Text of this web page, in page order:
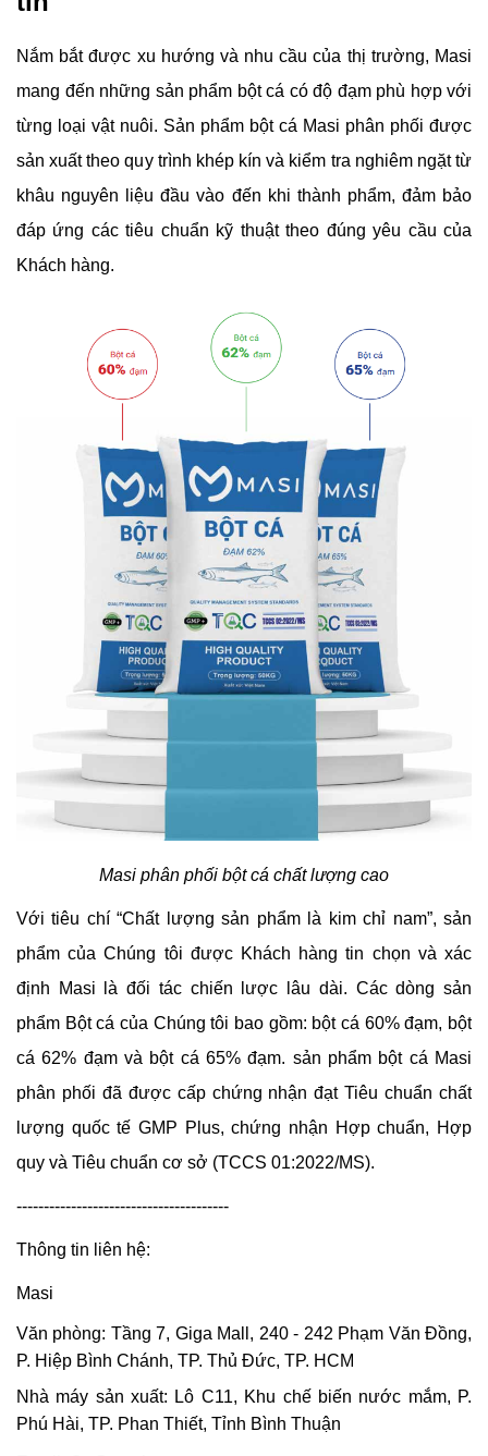
Nắm bắt được xu hướng và nhu cầu của thị trường, Masi
mang đến những sản phẩm bột cá có độ đạm phù hợp với
từng loại vật nuôi. Sản phẩm bột cá Masi phân phối được
sản xuất theo quy trình khép kín và kiểm tra nghiêm ngặt từ
khâu nguyên liệu đầu vào đến khi thành phẩm, đảm bảo
đáp ứng các tiêu chuẩn kỹ thuật theo đúng yêu cầu của
Khách hàng.
Masi phân phối bột cá chất lượng cao
Với tiêu chí “Chất lượng sản phẩm là kim chỉ nam”, sản
phẩm của Chúng tôi được Khách hàng tin chọn và xác
định Masi là đối tác chiến lược lâu dài. Các dòng sản
phẩm Bột cá của Chúng tôi bao gồm: bột cá 60% đạm, bột
cá 62% đạm và bột cá 65% đạm. sản phẩm bột cá Masi
phân phối đã được cấp chứng nhận đạt Tiêu chuẩn chất
lượng quốc tế GMP Plus, chứng nhận Hợp chuẩn, Hợp
quy và Tiêu chuẩn cơ sở (TCCS 01:2022/MS).
---------------------------------------
Thông tin liên hệ:
Masi
Văn phòng: Tầng 7, Giga Mall, 240 - 242 Phạm Văn Đồng,
P. Hiệp Bình Chánh, TP. Thủ Đức, TP. HCM
Nhà máy sản xuất: Lô C11, Khu chế biến nước mắm, P.
Phú Hài, TP. Phan Thiết, Tỉnh Bình Thuận